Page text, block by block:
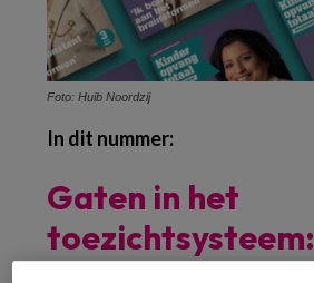
Foto: Huib Noordzij
In dit nummer:
Gaten in het
toezichtsysteem: